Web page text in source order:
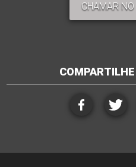
CHAMAR